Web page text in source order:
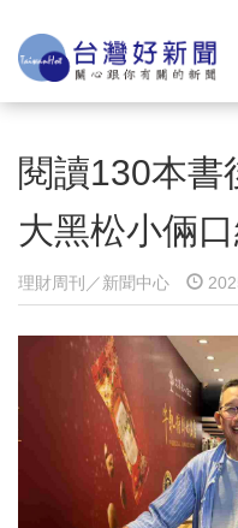
閱讀130本
大黑松小倆
理財周刊／新聞中心